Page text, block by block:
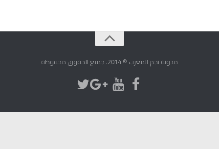
مدونة نجم المغرب © 2014. جميع الحقوق محفوظة